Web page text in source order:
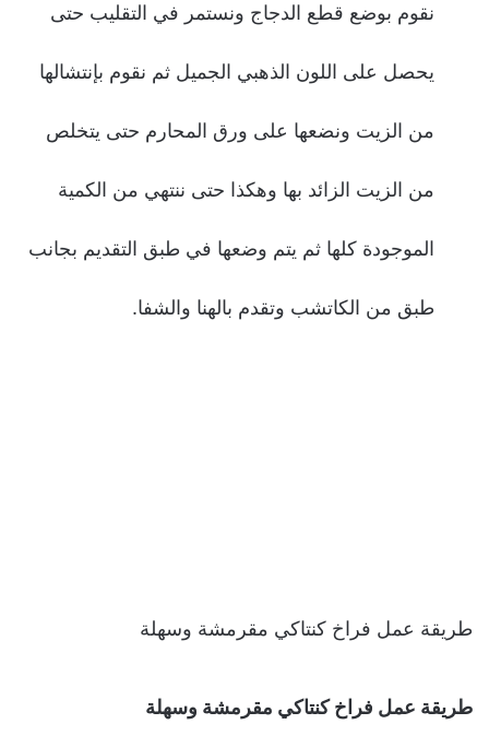
نقوم بوضع قطع الدجاج ونستمر في التقليب حتى
يحصل على اللون الذهبي الجميل ثم نقوم بإنتشالها
من الزيت ونضعها على ورق المحارم حتى يتخلص
من الزيت الزائد بها وهكذا حتى ننتهي من الكمية
الموجودة كلها ثم يتم وضعها في طبق التقديم بجانب
طبق من الكاتشب وتقدم بالهنا والشفا.
طريقة عمل فراخ كنتاكي مقرمشة وسهلة
طريقة عمل فراخ كنتاكي مقرمشة وسهلة